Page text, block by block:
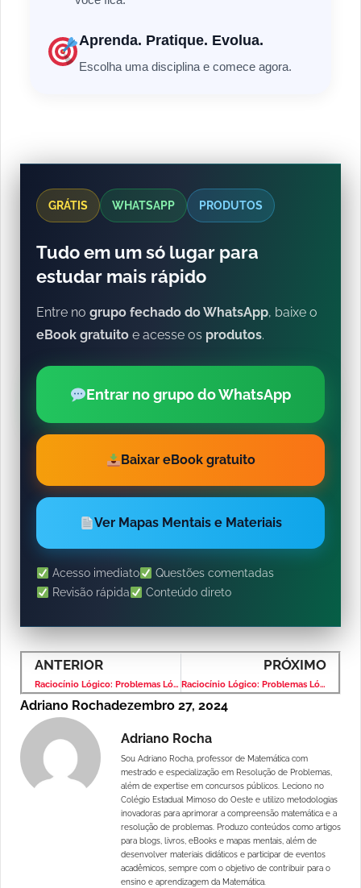
Aprenda. Pratique. Evolua.
Escolha uma disciplina e comece agora.
GRÁTIS WHATSAPP PRODUTOS
Tudo em um só lugar para
estudar mais rápido
Entre no grupo fechado do WhatsApp, baixe o
eBook gratuito e acesse os produtos.
Entrar no grupo do WhatsApp
Baixar eBook gratuito
Ver Mapas Mentais e Materiais
Acesso imediato
Questões comentadas
Revisão rápida
Conteúdo direto
ANTERIOR
Raciocínio Lógico: Problemas Lógicos – Banca VUNESP – Nível Superior
PRÓXIMO
Raciocínio Lógico: Problemas Lógicos – Banca VUNESP – Nível Superior
Adriano Rochadezembro 27, 2024
Adriano Rocha
Sou Adriano Rocha, professor de Matemática com
mestrado e especialização em Resolução de Problemas,
além de expertise em concursos públicos. Leciono no
Colégio Estadual Mimoso do Oeste e utilizo metodologias
inovadoras para aprimorar a compreensão matemática e a
resolução de problemas. Produzo conteúdos como artigos
para blogs, livros, eBooks e mapas mentais, além de
desenvolver materiais didáticos e participar de eventos
acadêmicos, sempre com o objetivo de contribuir para o
ensino e aprendizagem da Matemática.